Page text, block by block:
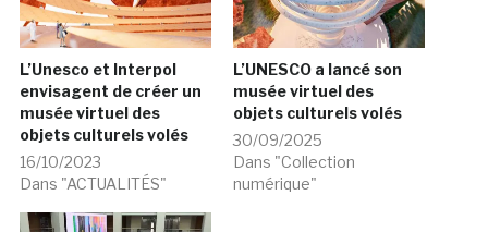
L’Unesco et Interpol
envisagent de créer un
musée virtuel des
objets culturels volés
16/10/2023
Dans "ACTUALITÉS"
L’UNESCO a lancé son
musée virtuel des
objets culturels volés
30/09/2025
Dans "Collection
numérique"